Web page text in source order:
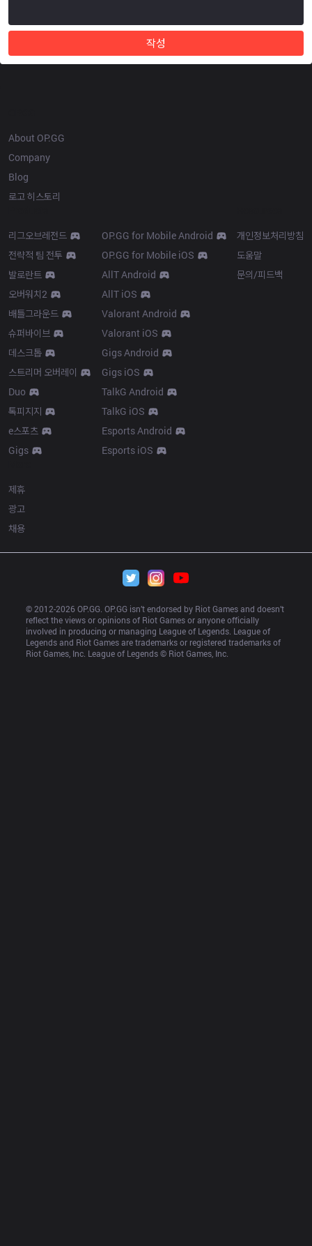
작성
About OP.GG
Company
Blog
로고 히스토리
리그오브레전드
전략적 팀 전투
발로란트
오버워치2
배틀그라운드
슈퍼바이브
데스크톱
스트리머 오버레이
Duo
톡피지지
e스포츠
Gigs
OP.GG for Mobile Android
OP.GG for Mobile iOS
AllT Android
AllT iOS
Valorant Android
Valorant iOS
Gigs Android
Gigs iOS
TalkG Android
TalkG iOS
Esports Android
Esports iOS
개인정보처리방침
도움말
문의/피드백
제휴
광고
채용
© 2012-2026 OP.GG. OP.GG isn’t endorsed by Riot Games and doesn’t
reflect the views or opinions of Riot Games or anyone officially
involved in producing or managing League of Legends. League of
Legends and Riot Games are trademarks or registered trademarks of
Riot Games, Inc. League of Legends © Riot Games, Inc.